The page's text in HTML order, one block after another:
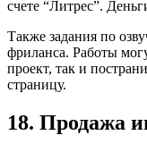
счете “Литрес”.
Также задания по
фриланса. Работы
проект, так и
страницу.
18. Продажа